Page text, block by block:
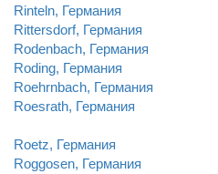
Rinteln, Германия
Rittersdorf, Германия
Rodenbach, Германия
Roding, Германия
Roehrnbach, Германия
Roesrath, Германия
Roetz, Германия
Roggosen, Германия